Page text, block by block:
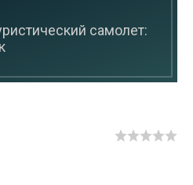
самолет: